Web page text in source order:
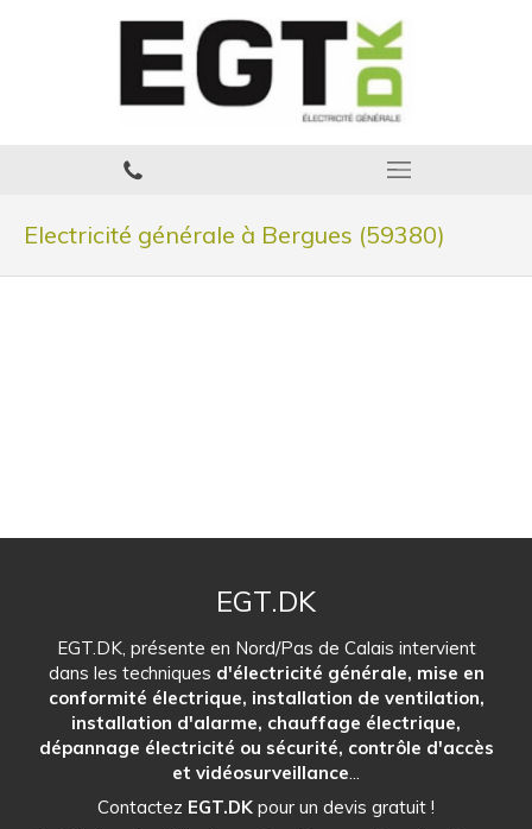
Electricité générale à Bergues (59380)
EGT.DK
EGT.DK, présente en Nord/Pas de Calais intervient
dans les techniques d'électricité générale, mise en
conformité électrique, installation de ventilation,
installation d'alarme, chauffage électrique,
dépannage électricité ou sécurité, contrôle d'accès
et vidéosurveillance...
Contactez EGT.DK pour un devis gratuit !